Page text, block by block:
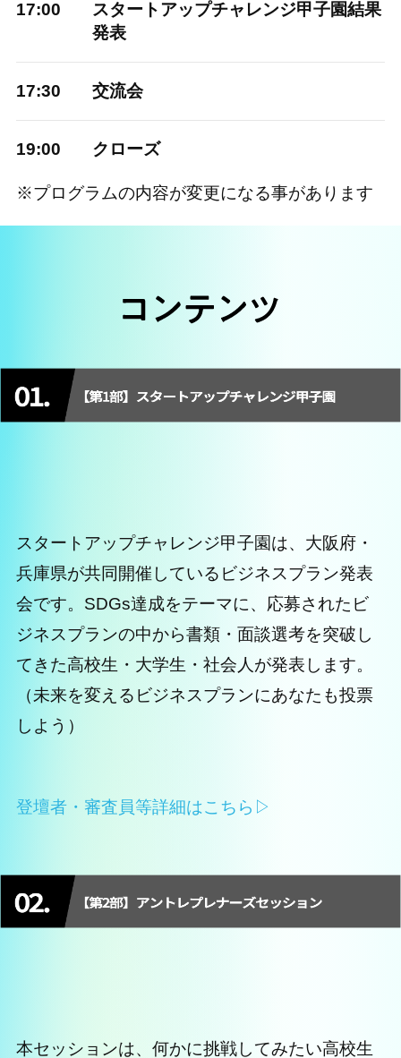
17:00
スタートアップチャレンジ甲子園結果
発表
17:30 交流会
19:00 クローズ
※プログラムの内容が変更になる事があります
スタートアップチャレンジ甲子園は、大阪府・
兵庫県が共同開催しているビジネスプラン発表
会です。SDGs達成をテーマに、応募されたビ
ジネスプランの中から書類・面談選考を突破し
てきた高校生・大学生・社会人が発表します。
（未来を変えるビジネスプランにあなたも投票
しよう）
登壇者・審査員等詳細はこちら▷
本セッションは、何かに挑戦してみたい高校生